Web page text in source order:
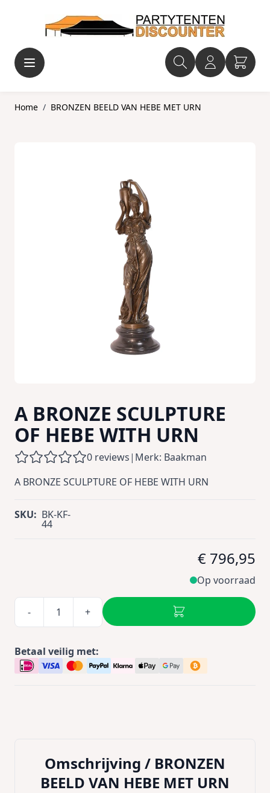
Home / BRONZEN BEELD VAN HEBE MET URN
A BRONZE SCULPTURE
OF HEBE WITH URN
0 reviews| Merk: Baakman
A BRONZE SCULPTURE OF HEBE WITH URN
SKU: BK-KF-
44
€ 796,95
Op voorraad
- +
Betaal veilig met:
Omschrijving / BRONZEN
BEELD VAN HEBE MET URN